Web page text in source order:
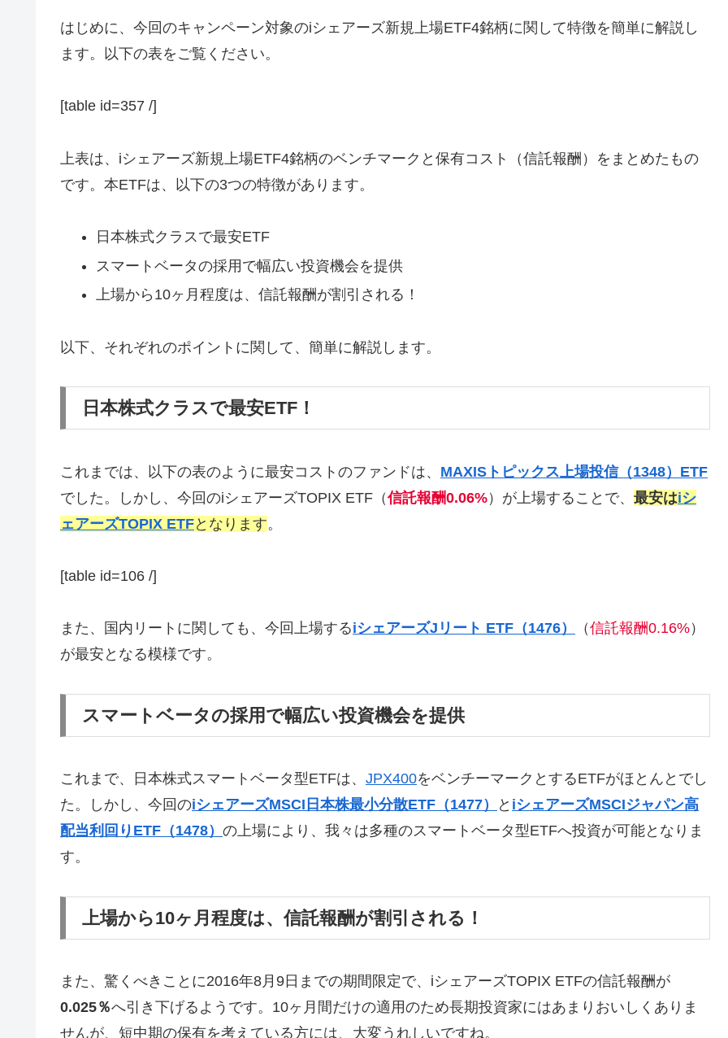
はじめに、今回のキャンペーン対象のiシェアーズ新規上場ETF4銘柄に関して特徴を簡単に解説し
ます。以下の表をご覧ください。
[table id=357 /]
上表は、iシェアーズ新規上場ETF4銘柄のベンチマークと保有コスト（信託報酬）をまとめたもの
です。本ETFは、以下の3つの特徴があります。
日本株式クラスで最安ETF
スマートベータの採用で幅広い投資機会を提供
上場から10ヶ月程度は、信託報酬が割引される！
以下、それぞれのポイントに関して、簡単に解説します。
日本株式クラスで最安ETF！
これまでは、以下の表のように最安コストのファンドは、 MAXISトピックス上場投信（1348）ETF
でした。しかし、今回のiシェアーズTOPIX ETF（信託報酬0.06%）が上場することで、 最安はiシ
ェアーズTOPIX ETFとなります。
[table id=106 /]
また、国内リートに関しても、今回上場するiシェアーズJリート ETF（1476） （信託報酬0.16%）
が最安となる模様です。
スマートベータの採用で幅広い投資機会を提供
これまで、日本株式スマートベータ型ETFは、 JPX400をベンチーマークとするETFがほとんとでし
た。しかし、今回のiシェアーズMSCI日本株最小分散ETF（1477） と iシェアーズMSCIジャパン高
配当利回りETF（1478） の上場により、我々は多種のスマートベータ型ETFへ投資が可能となりま
す。
上場から10ヶ月程度は、信託報酬が割引される！
また、驚くべきことに2016年8月9日までの期間限定で、iシェアーズTOPIX ETFの信託報酬が
0.025％へ引き下げるようです。10ヶ月間だけの適用のため長期投資家にはあまりおいしくありま
せんが、短中期の保有を考えている方には、大変うれしいですね。